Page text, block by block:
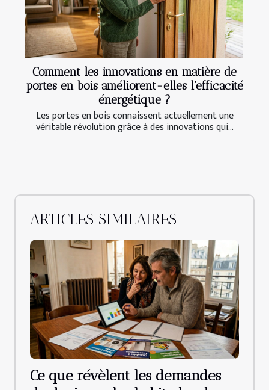
Comment les innovations en matière de
portes en bois améliorent-elles l'efficacité
énergétique ?
Les portes en bois connaissent actuellement une
véritable révolution grâce à des innovations qui...
ARTICLES SIMILAIRES
Ce que révèlent les demandes